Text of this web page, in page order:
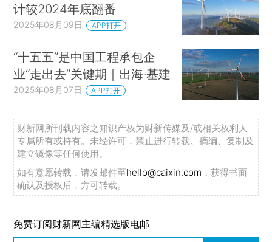
计较2024年底翻番
2025年08月09日 APP打开
“十五五”是中国工程承包企
业“走出去”关键期｜出海·基建
2025年08月07日 APP打开
财新网所刊载内容之知识产权为财新传媒及/或相关权利人
专属所有或持有。未经许可，禁止进行转载、摘编、复制及
建立镜像等任何使用。
如有意愿转载，请发邮件至hello@caixin.com ，获得书面
确认及授权后，方可转载。
免费订阅财新网主编精选版电邮